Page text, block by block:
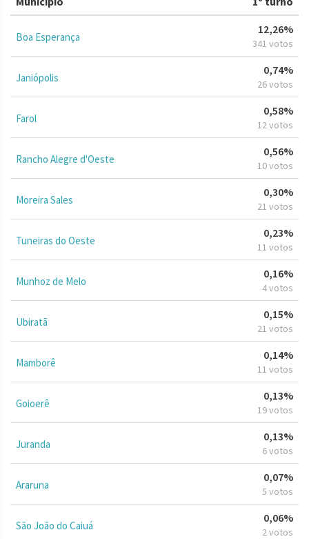
Boa Esperança
12,26%
341 votos
Janiópolis
0,74%
26 votos
Farol
0,58%
12 votos
Rancho Alegre d'Oeste
0,56%
10 votos
Moreira Sales
0,30%
21 votos
Tuneiras do Oeste
0,23%
11 votos
Munhoz de Melo
0,16%
4 votos
Ubiratã
0,15%
21 votos
Mamborê
0,14%
11 votos
Goioerê
0,13%
19 votos
Juranda
0,13%
6 votos
Araruna
0,07%
5 votos
São João do Caiuá
0,06%
2 votos